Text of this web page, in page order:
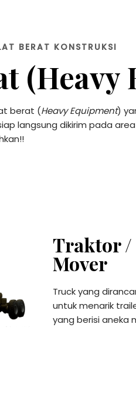
BERAT KONSTRUKSI
(Heavy
berat (Heavy Equipment)
langsung dikirim pada area
Traktor /
Mover
Truck yang
untuk menarik
yang berisi aneka